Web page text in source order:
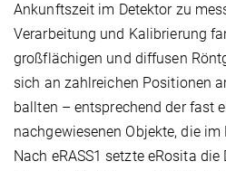
Ankunftszeit im Detektor zu
Verarbeitung und Kalibrierung
großflächigen und diffusen
sich an zahlreichen Positionen
ballten – entsprechend der fast
nachgewiesenen Objekte, die
Nach eRASS1 setzte eRosita